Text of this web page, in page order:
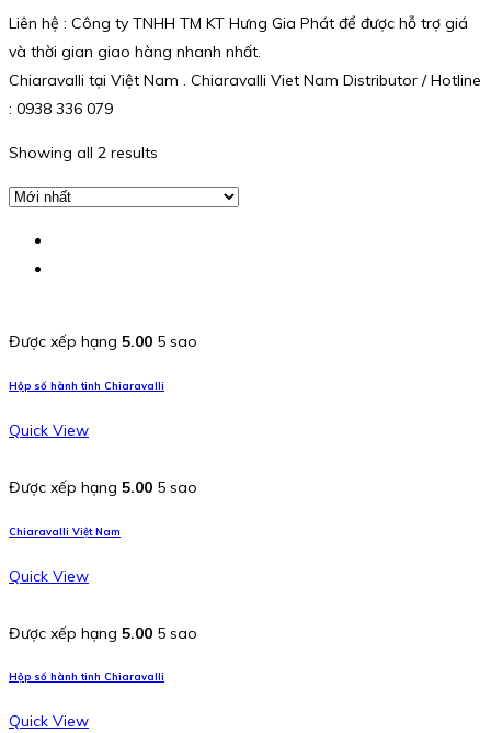
Liên hệ : Công ty TNHH TM KT Hưng Gia Phát để được hỗ trợ giá
và thời gian giao hàng nhanh nhất.
Chiaravalli tại Việt Nam . Chiaravalli Viet Nam Distributor / Hotline
: 0938 336 079
Showing all 2 results
Được xếp hạng 5.00 5 sao
Hộp số hành tinh Chiaravalli
Quick View
Được xếp hạng 5.00 5 sao
Chiaravalli Việt Nam
Quick View
Được xếp hạng 5.00 5 sao
Hộp số hành tinh Chiaravalli
Quick View